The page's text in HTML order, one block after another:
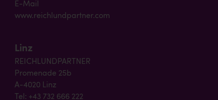
E-Mail
www.reichlundpartner.com
Linz
REICHLUNDPARTNER
Promenade 25b
A-4020 Linz
Tel: +43 732 666 222